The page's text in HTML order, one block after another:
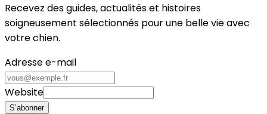
Recevez des guides, actualités et histoires
soigneusement sélectionnés pour une belle vie avec
votre chien.
Adresse e-mail
Website
S’abonner